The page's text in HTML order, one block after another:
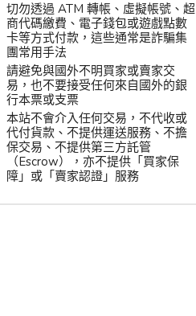
切勿透過 ATM 轉帳、虛擬帳號、超
商代碼繳費、電子錢包或遊戲點數
卡等方式付款，這些通常是詐騙集
團常用手法
請避免與國外不明買家或賣家交
易，也不要接受任何來自國外的銀
行本票或支票
本站不會介入任何交易，不代收或
代付貨款、不提供運送服務、不擔
保交易、不提供第三方託管
（Escrow），亦不提供「買家保
障」或「賣家認證」服務